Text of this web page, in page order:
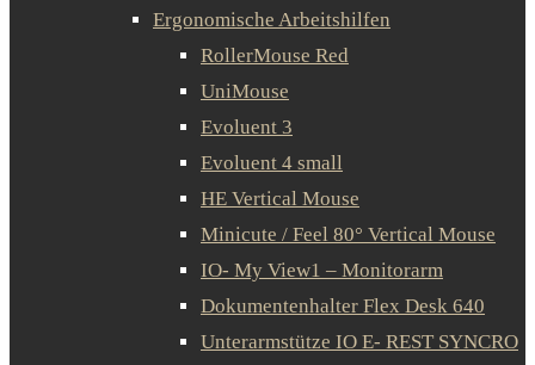
Ergonomische Arbeitshilfen
RollerMouse Red
UniMouse
Evoluent 3
Evoluent 4 small
HE Vertical Mouse
Minicute / Feel 80° Vertical Mouse
IO- My View1 – Monitorarm
Dokumentenhalter Flex Desk 640
Unterarmstütze IO E- REST SYNCRO